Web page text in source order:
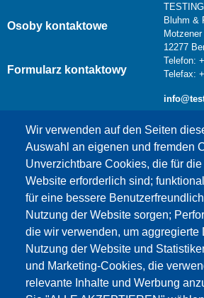
Wir verwenden auf den Seiten
Auswahl an eigenen und fremden
Unverzichtbare Cookies, die für
Website erforderlich sind;
für eine bessere
Nutzung der Website sorgen;
die wir verwenden, um aggregierte
Nutzung der Website und
und Marketing-Cookies, die
relevante Inhalte und Werbung
Osoby kontaktowe
Formularz kontaktowy
TESTING
Bluhm &
12277
Telefon:
Telefax:
Dieser Inhalt ist blockiert, da
Cookies nicht
NUR DIE GOOGLE MAPS